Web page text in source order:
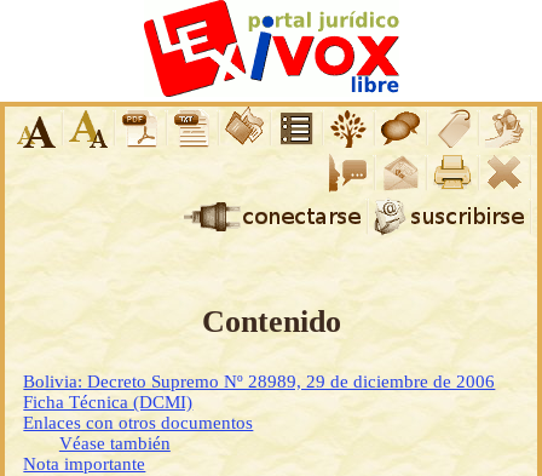
Contenido
Bolivia: Decreto Supremo Nº 28989, 29 de diciembre de 2006
Ficha Técnica (DCMI)
Enlaces con otros documentos
Véase también
Nota importante